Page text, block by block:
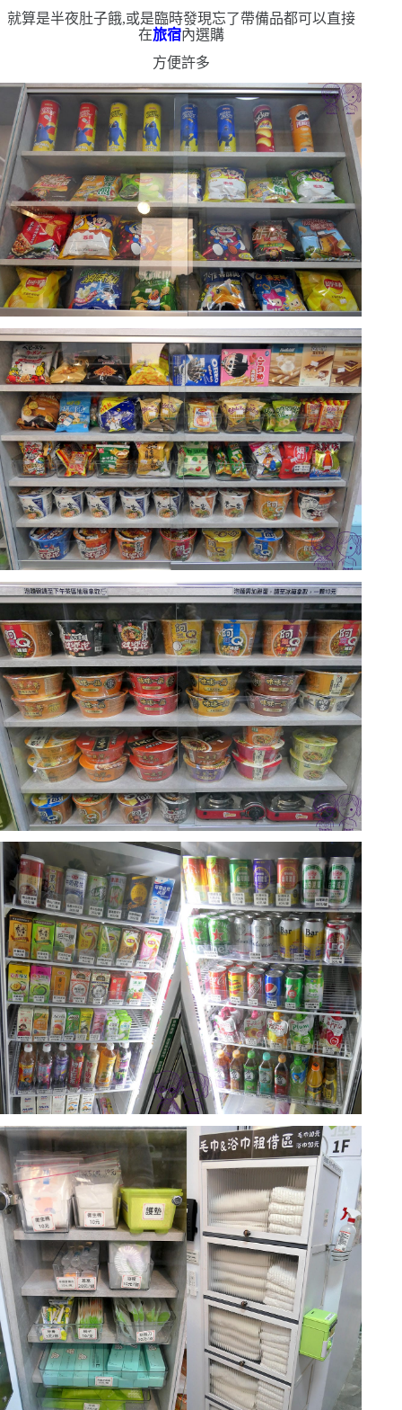
就算是半夜肚子餓,或是臨時發現忘了帶備品都可以直接
在旅宿內選購
方便許多